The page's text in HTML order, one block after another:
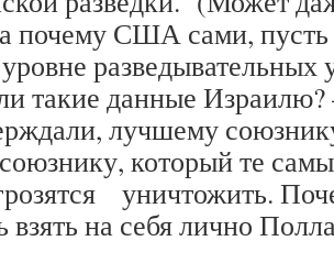
почему США сами, пусть
разведывательных
такие данные
лучшему
который те
уничтожить.
на себя лично